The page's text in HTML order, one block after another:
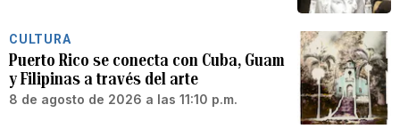
CULTURA
Puerto Rico se conecta con Cuba, Guam
y Filipinas a través del arte
8 de agosto de 2026 a las 11:10 p.m.